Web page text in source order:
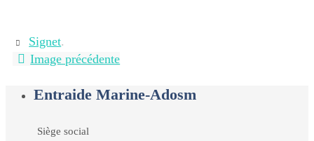
Signet.
Image précédente
Entraide Marine-Adosm
Siège social